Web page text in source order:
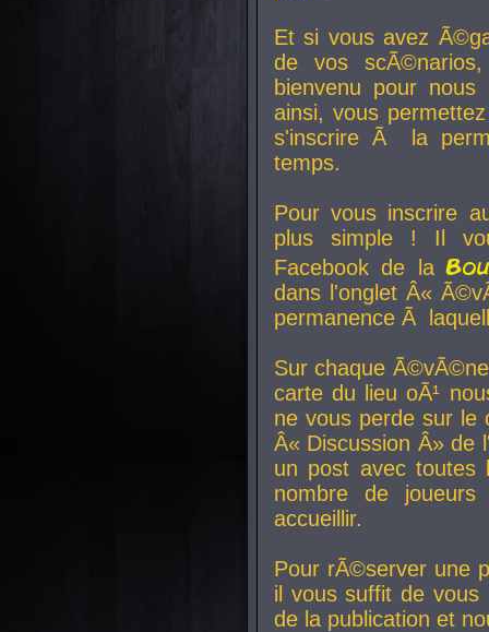
Et si vous avez
de vos
bienvenu pour
ainsi, vous
s'inscrire Ã la
temps.
Pour vous inscrire
plus simple ! Il
Facebook de la
dans l'onglet Â«
permanence Ã
Sur chaque
carte du lieu oÃ¹
ne vous perde sur le
Â« Discussion Â» de
un post avec toutes
nombre de
accueillir.
Pour rÃ©server une
il vous suffit de vous
de la publication et